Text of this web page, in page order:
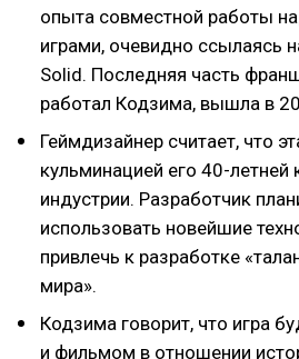
опыта совместной работы
играми, очевидно ссылаясь
Solid. Последняя часть
работал Кодзима, вышла в
Геймдизайнер считает, что
кульминацией его 40-летней
индустрии. Разработчик
использовать новейшие
привлечь к разработке
мира».
Кодзима говорит, что игра
и фильмом в отношении